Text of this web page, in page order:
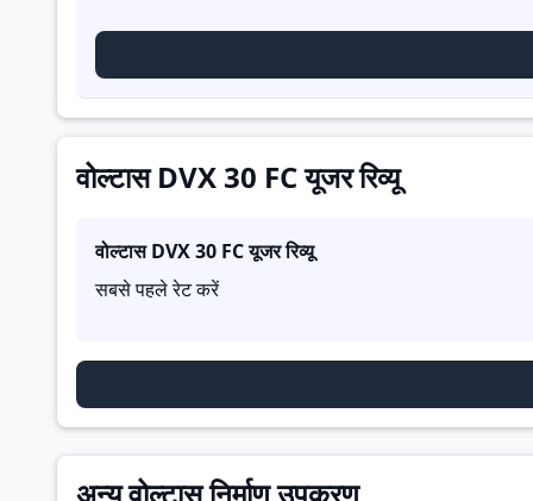
वोल्टास DVX 30 FC यूजर रिव्यू
वोल्टास DVX 30 FCयूजर रिव्यू
सबसे पहले रेट करें